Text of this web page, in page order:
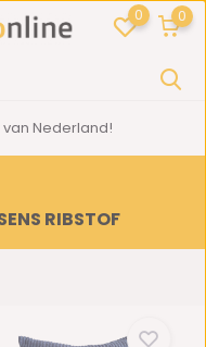
0 0
Nederland!
RIBSTOF